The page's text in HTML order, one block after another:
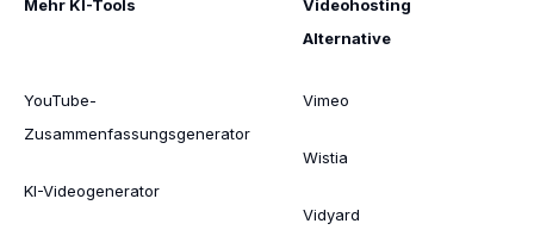
Mehr KI-Tools
YouTube-
Zusammenfassungsgenerator
KI-Videogenerator
Videohosting
Alternative
Vimeo
Wistia
Vidyard